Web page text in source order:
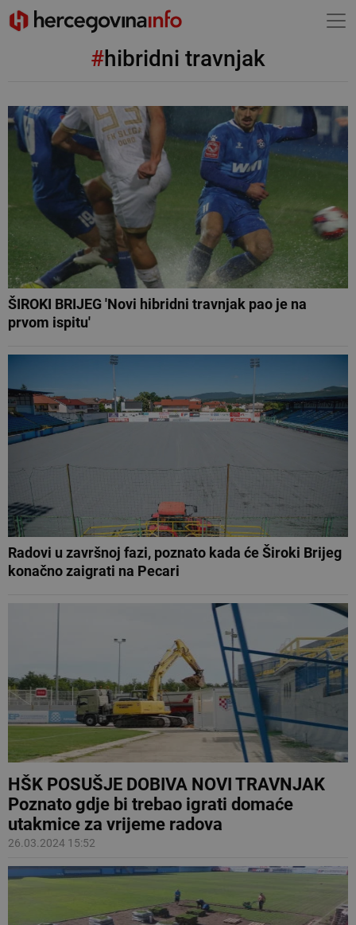
#hibridni travnjak
ŠIROKI BRIJEG 'Novi hibridni travnjak pao je na
prvom ispitu'
Radovi u završnoj fazi, poznato kada će Široki Brijeg
konačno zaigrati na Pecari
HŠK POSUŠJE DOBIVA NOVI TRAVNJAK
Poznato gdje bi trebao igrati domaće
utakmice za vrijeme radova
26.03.2024 15:52